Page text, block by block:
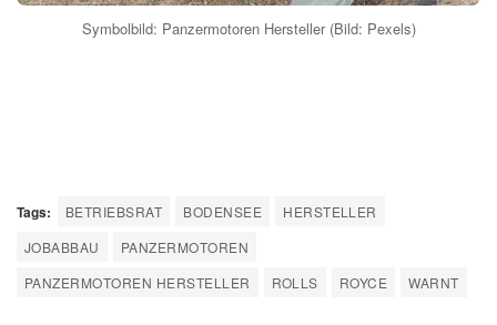
Symbolbild: Panzermotoren Hersteller (Bild: Pexels)
Tags: BETRIEBSRAT BODENSEE
HERSTELLER
JOBABBAU
PANZERMOTOREN
PANZERMOTOREN HERSTELLER
ROLLS ROYCE WARNT